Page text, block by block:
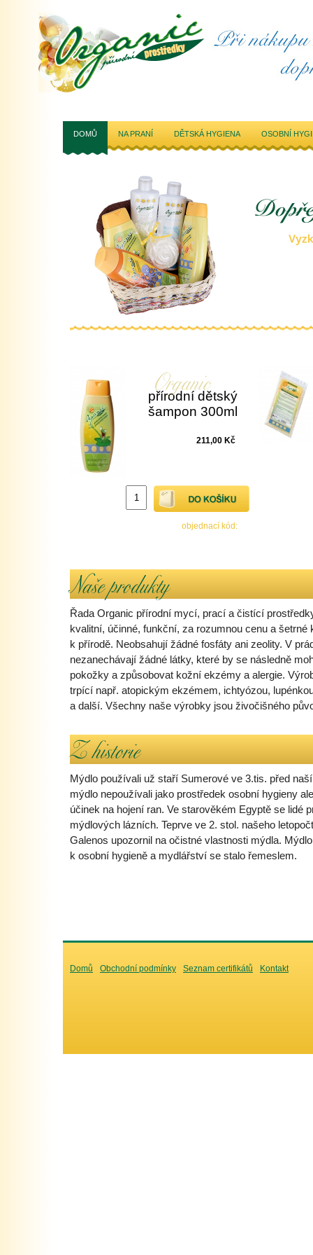
DOMŮ NA PRANÍ DĚTSKÁ HYGIENA OSOBNÍ
přírodní dětský
šampon 300ml
211,00 Kč
objednací kód:
Řada Organic přírodní mycí, prací a čistící
kvalitní, účinné, funkční, za rozumnou cenu a šetrné
k přírodě. Neobsahují žádné fosfáty ani zeolity. V
nezanechávají žádné látky, které by se následně
pokožky a způsobovat kožní ekzémy a alergie.
trpící např. atopickým ekzémem, ichtyózou,
a další. Všechny naše výrobky jsou živočišného
Mýdlo používali už staří Sumerové ve 3.tis. před
mýdlo nepoužívali jako prostředek osobní hygieny
účinek na hojení ran. Ve starověkém Egyptě se lidé
mýdlových lázních. Teprve ve 2. stol. našeho
Galenos upozornil na očistné vlastnosti mýdla.
k osobní hygieně a mydlářství se stalo řemeslem.
Domů Obchodní podmínky Seznam certifikátů Kontakt